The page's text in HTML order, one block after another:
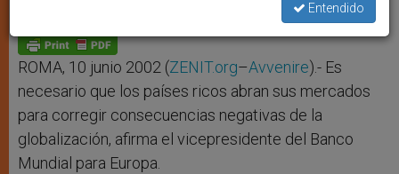
p
p
g
e
r
o
k
r
ROMA, 10 junio 2002 (ZENIT.org–Avvenire).- Es
necesario que los países ricos abran sus mercados
para corregir consecuencias negativas de la
globalización, afirma el vicepresidente del Banco
Mundial para Europa.
Entendido